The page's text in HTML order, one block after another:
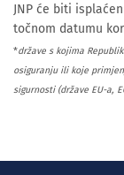
JNP će biti
točnom datumu
*države s kojima
osiguranju ili koje
sigurnosti (države EU-a,